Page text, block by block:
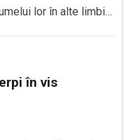
lor în alte limbi.
sunt
și, de…
în vis